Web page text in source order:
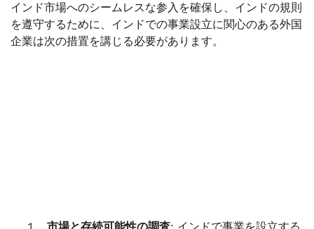
インド市場へのシームレスな参入を確保し、インドの規則
を遵守するために、インドでの事業設立に関心のある外国
企業は次の措置を講じる必要があります。